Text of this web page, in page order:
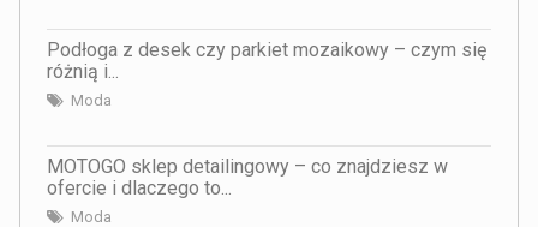
Podłoga z desek czy parkiet mozaikowy – czym się
różnią i...
Moda
MOTOGO sklep detailingowy – co znajdziesz w
ofercie i dlaczego to...
Moda